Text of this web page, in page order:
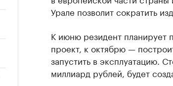
Урале позволит сократить
К июню резидент планирует
проект, к октябрю —
запустить в эксплуатацию.
миллиард рублей, будет